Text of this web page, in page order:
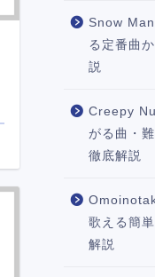
Snow
る定番曲
説
Creepy
がる曲・
徹底解説
歌える簡
解説